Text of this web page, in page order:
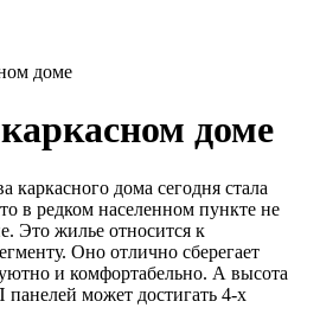
доме
доме
каркасного дома сегодня стала
в редком населенном пункте не
Это жилье относится к
Оно отлично сберегает
и комфортабельно. А высота
может достигать 4-х